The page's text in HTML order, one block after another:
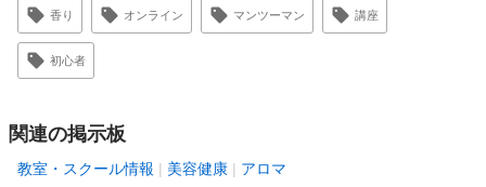
香り オンライン マンツーマン 講座
初心者
関連の掲示板
教室・スクール情報 美容健康 アロマ